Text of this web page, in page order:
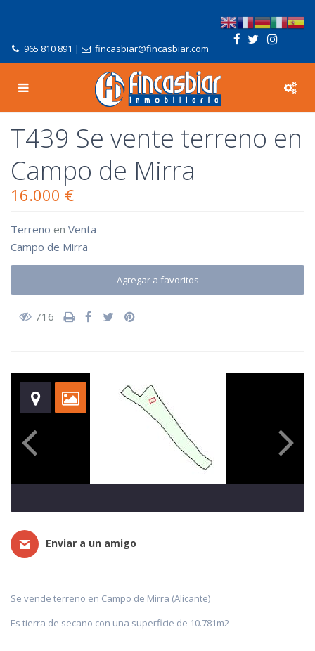
965 810 891 | fincasbiar@fincasbiar.com
T439 Se vente terreno en
Campo de Mirra
16.000 €
Terreno en Venta
Campo de Mirra
Agregar a favoritos
716
Enviar a un amigo
Se vende terreno en Campo de Mirra (Alicante)
Es tierra de secano con una superficie de 10.781m2